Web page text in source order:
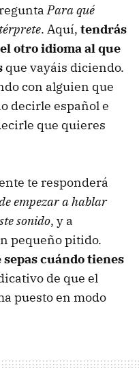
Para qué
. Aquí, tendrás
otro idioma al que
que vayáis diciendo.
con alguien que
decirle español e
que quieres
te responderá
empezar a hablar
sonido, y a
pequeño pitido.
cuándo tienes
de que el
puesto en modo